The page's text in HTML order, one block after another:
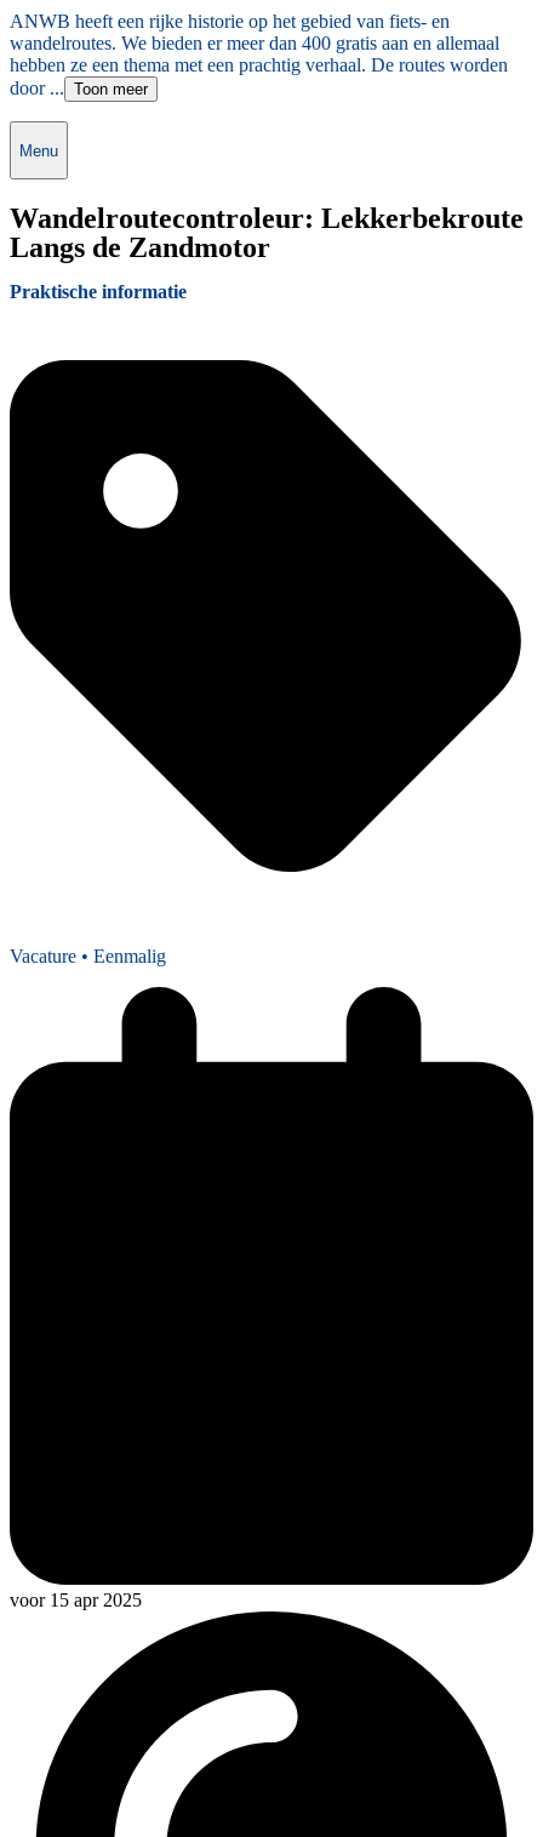
ANWB heeft een rijke historie op het gebied van fiets- en
wandelroutes. We bieden er meer dan 400 gratis aan en allemaal
hebben ze een thema met een prachtig verhaal. De routes worden
door ... Toon meer
Menu
Wandelroutecontroleur: Lekkerbekroute
Langs de Zandmotor
Praktische informatie
Vacature • Eenmalig
voor 15 apr 2025